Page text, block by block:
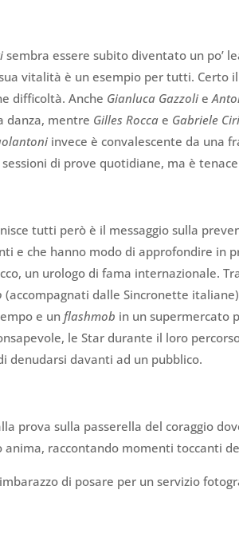
sembra essere subito diventato un po’
vitalità è un esempio per tutti. Certo
difficoltà. Anche Gianluca Gazzoli e
danza, mentre Gilles Rocca e Gabriele
invece è convalescente da una
di prove quotidiane, ma è
tutti però è il messaggio sulla
e che hanno modo di approfondire in
un urologo di fama internazionale.
(accompagnati dalle Sincronette
e unflashmob in un supermercato
le Star durante il loro
denudarsi davanti ad un pubblico.
prova sulla passerella del coraggio
anima, raccontando momenti toccanti
di posare per un servizio